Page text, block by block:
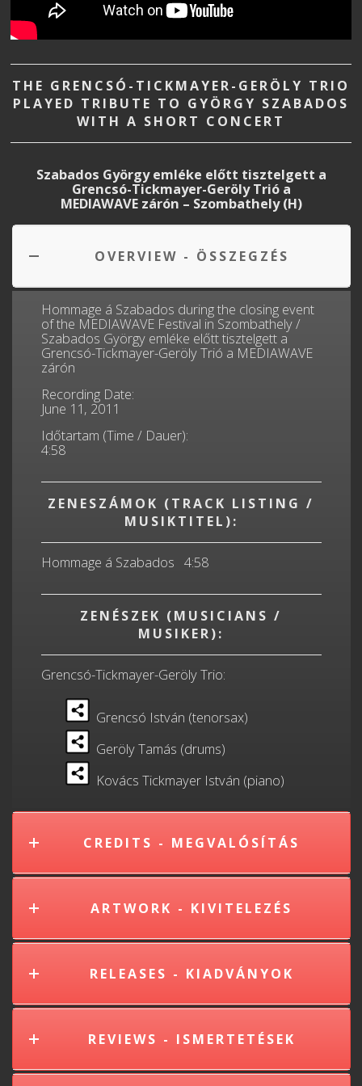
THE GRENCSÓ-TICKMAYER-GERÖLY TRIO
PLAYED TRIBUTE TO GYÖRGY SZABADOS
WITH A SHORT CONCERT
Szabados György emléke előtt tisztelgett a
Grencsó-Tickmayer-Geröly Trió a
MEDIAWAVE zárón – Szombathely (H)
OVERVIEW - ÖSSZEGZÉS
Hommage á Szabados during the closing event
of the MEDIAWAVE Festival in Szombathely /
Szabados György emléke előtt tisztelgett a
Grencsó-Tickmayer-Geröly Trió a MEDIAWAVE
zárón
Recording Date:
June 11, 2011
Időtartam (Time / Dauer):
4:58
ZENESZÁMOK (TRACK LISTING /
MUSIKTITEL):
Hommage á Szabados 4:58
ZENÉSZEK (MUSICIANS /
MUSIKER):
Grencsó-Tickmayer-Geröly Trio:
Grencsó István (tenorsax)
Geröly Tamás (drums)
Kovács Tickmayer István (piano)
CREDITS - MEGVALÓSÍTÁS
ARTWORK - KIVITELEZÉS
RELEASES - KIADVÁNYOK
REVIEWS - ISMERTETÉSEK